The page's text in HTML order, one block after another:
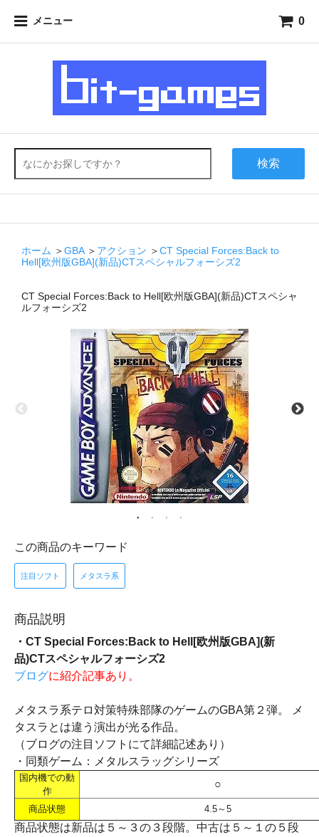
メニュー 0
検索
ホーム ＞GBA ＞ アクション ＞CT Special Forces:Back to
Hell[欧州版GBA](新品)CTスペシャルフォーシズ2
CT Special Forces:Back to Hell[欧州版GBA](新品)CTスペシャ
ルフォーシズ2
この商品のキーワード
注目ソフト メタスラ系
商品説明
・CT Special Forces:Back to Hell[欧州版GBA](新
品)CTスペシャルフォーシズ2
ブログに紹介記事あり。
メタスラ系テロ対策特殊部隊のゲームのGBA第２弾。 メ
タスラとは違う演出が光る作品。
（ブログの注目ソフトにて詳細記述あり）
・同類ゲーム：メタルスラッグシリーズ
国内機での動
作
○
商品状態 4.5～5
商品状態は新品は５～３の３段階。中古は５～１の５段